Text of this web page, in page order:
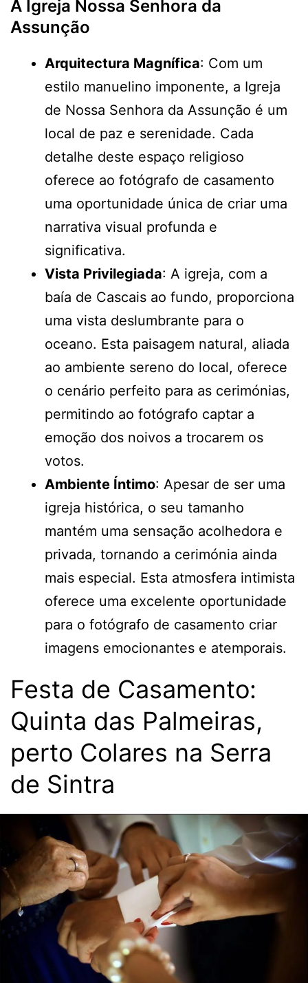
A Igreja Nossa Senhora da
Assunção
Arquitectura Magnífica: Com um
estilo manuelino imponente, a Igreja
de Nossa Senhora da Assunção é um
local de paz e serenidade. Cada
detalhe deste espaço religioso
oferece ao fotógrafo de casamento
uma oportunidade única de criar uma
narrativa visual profunda e
significativa.
Vista Privilegiada: A igreja, com a
baía de Cascais ao fundo, proporciona
uma vista deslumbrante para o
oceano. Esta paisagem natural, aliada
ao ambiente sereno do local, oferece
o cenário perfeito para as cerimónias,
permitindo ao fotógrafo captar a
emoção dos noivos a trocarem os
votos.
Ambiente Íntimo: Apesar de ser uma
igreja histórica, o seu tamanho
mantém uma sensação acolhedora e
privada, tornando a cerimónia ainda
mais especial. Esta atmosfera intimista
oferece uma excelente oportunidade
para o fotógrafo de casamento criar
imagens emocionantes e atemporais.
Festa de Casamento:
Quinta das Palmeiras,
perto Colares na Serra
de Sintra